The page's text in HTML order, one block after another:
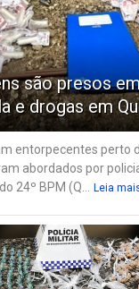
são presos
e drogas em
entorpecentes perto
abordados por
24º BPM (Q...
Leia